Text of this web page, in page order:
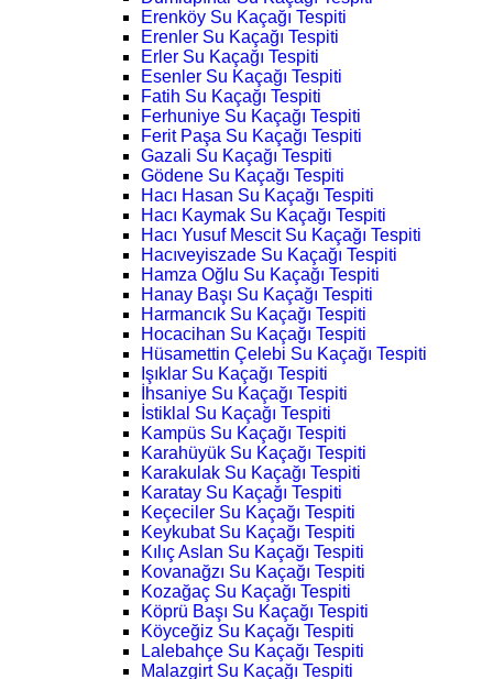
Erenköy Su Kaçağı Tespiti
Erenler Su Kaçağı Tespiti
Erler Su Kaçağı Tespiti
Esenler Su Kaçağı Tespiti
Fatih Su Kaçağı Tespiti
Ferhuniye Su Kaçağı Tespiti
Ferit Paşa Su Kaçağı Tespiti
Gazali Su Kaçağı Tespiti
Gödene Su Kaçağı Tespiti
Hacı Hasan Su Kaçağı Tespiti
Hacı Kaymak Su Kaçağı Tespiti
Hacı Yusuf Mescit Su Kaçağı Tespiti
Hacıveyiszade Su Kaçağı Tespiti
Hamza Oğlu Su Kaçağı Tespiti
Hanay Başı Su Kaçağı Tespiti
Harmancık Su Kaçağı Tespiti
Hocacihan Su Kaçağı Tespiti
Hüsamettin Çelebi Su Kaçağı Tespiti
Işıklar Su Kaçağı Tespiti
İhsaniye Su Kaçağı Tespiti
İstiklal Su Kaçağı Tespiti
Kampüs Su Kaçağı Tespiti
Karahüyük Su Kaçağı Tespiti
Karakulak Su Kaçağı Tespiti
Karatay Su Kaçağı Tespiti
Keçeciler Su Kaçağı Tespiti
Keykubat Su Kaçağı Tespiti
Kılıç Aslan Su Kaçağı Tespiti
Kovanağzı Su Kaçağı Tespiti
Kozağaç Su Kaçağı Tespiti
Köprü Başı Su Kaçağı Tespiti
Köyceğiz Su Kaçağı Tespiti
Lalebahçe Su Kaçağı Tespiti
Malazgirt Su Kaçağı Tespiti